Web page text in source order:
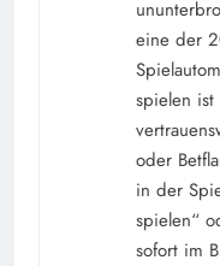
eine der
spielen
oder
in der
spielen“
sofort im